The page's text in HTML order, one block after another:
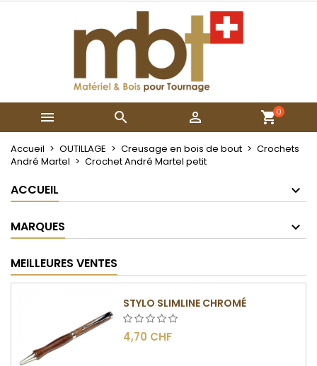
   0
Accueil OUTILLAGE Creusage en bois de bout
Crochets
André Martel
Crochet André Martel petit
ACCUEIL
MARQUES
MEILLEURES VENTES
STYLO SLIMLINE CHROMÉ
4,70 CHF
Mes listes
Créer une nouvelle liste
Créer une liste d'envies
Connexion
Vous devez être connecté pour ajouter des produits
à votre liste d'envies.
Annuler Connexion